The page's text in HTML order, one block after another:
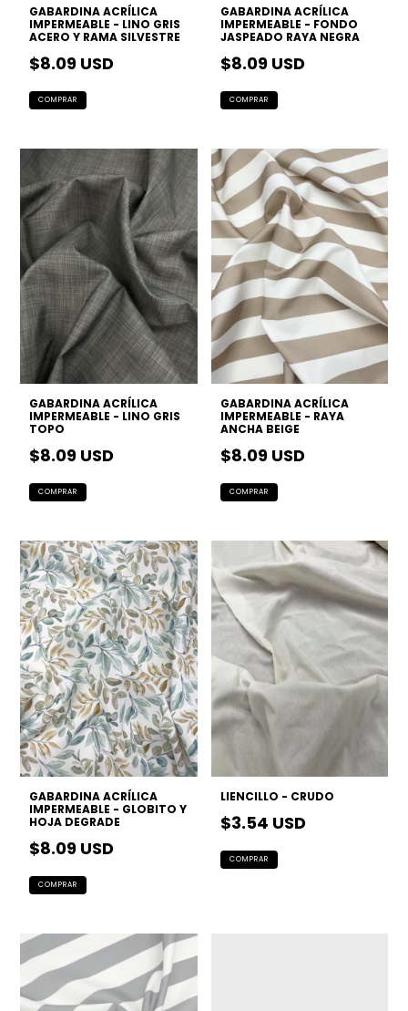
GABARDINA ACRÍLICA
IMPERMEABLE - LINO GRIS
ACERO Y RAMA SILVESTRE
$8.09 USD
GABARDINA ACRÍLICA
IMPERMEABLE - FONDO
JASPEADO RAYA NEGRA
$8.09 USD
GABARDINA ACRÍLICA
IMPERMEABLE - LINO GRIS
TOPO
$8.09 USD
GABARDINA ACRÍLICA
IMPERMEABLE - RAYA
ANCHA BEIGE
$8.09 USD
GABARDINA ACRÍLICA
IMPERMEABLE - GLOBITO Y
HOJA DEGRADE
$8.09 USD
LIENCILLO - CRUDO
$3.54 USD